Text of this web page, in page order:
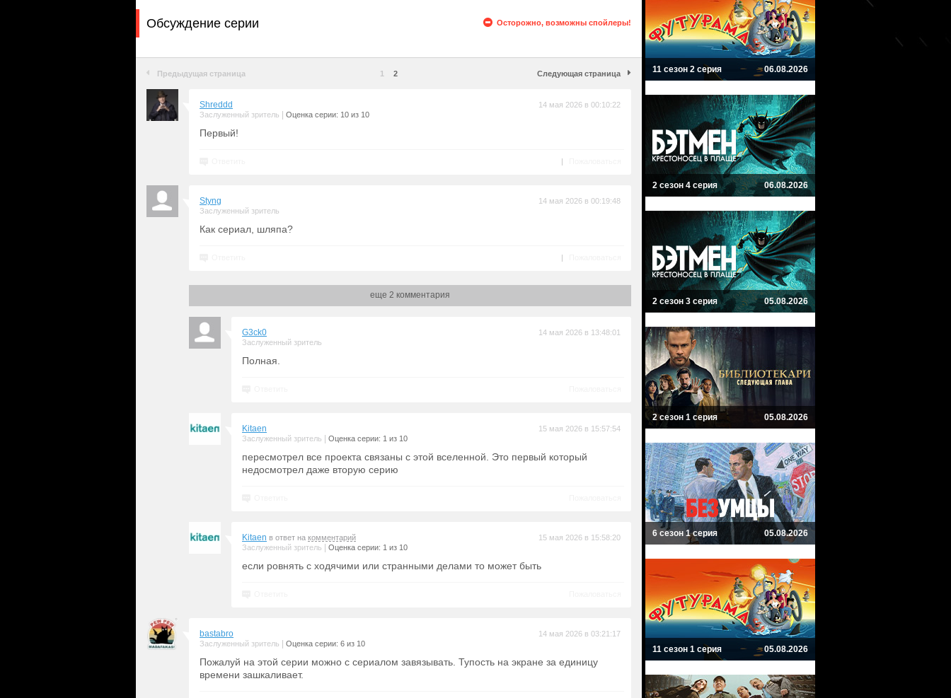
Осторожно, возможны спойлеры!
Обсуждение серии
Предыдущая страница 1 2 Следующая страница
Shreddd
Заслуженный зритель Оценка серии: 10 из 10
14 мая 2026 в 00:10:22
Первый!
|
Styng
Заслуженный зритель
14 мая 2026 в 00:19:48
Как сериал, шляпа?
|
еще 2 комментария
G3ck0
Заслуженный зритель
14 мая 2026 в 13:48:01
Полная.
Kitaen
Заслуженный зритель Оценка серии: 1 из 10
15 мая 2026 в 15:57:54
пересмотрел все проекта связаны с этой вселенной. Это первый который
недосмотрел даже вторую серию
Kitaen в ответ на комментарий
Заслуженный зритель
Оценка серии: 1 из 10
15 мая 2026 в 15:58:20
если ровнять с ходячими или странными делами то может быть
bastabro
Заслуженный зритель Оценка серии: 6 из 10
14 мая 2026 в 03:21:17
Пожалуй на этой серии можно с сериалом завязывать. Тупость на экране за единицу
времени зашкаливает.
11 сезон 2 серия 06.08.2026
2 сезон 4 серия 06.08.2026
2 сезон 3 серия 05.08.2026
2 сезон 1 серия 05.08.2026
6 сезон 1 серия 05.08.2026
11 сезон 1 серия 05.08.2026